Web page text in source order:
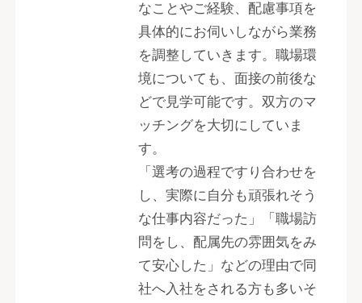
なことやご経験、配慮事項を
具体的にお伺いしながら業務
を調整していきます。職場環
境についても、面接の前後な
どで見学可能です。双方のマ
ッチングを大切にしていま
す。
「選考の過程ですり合わせを
し、実際に自分も頑張れそう
な仕事内容だった」「職場訪
問をし、配属先の雰囲気をみ
て安心した」などの理由で同
社へ入社をされる方も多いそ